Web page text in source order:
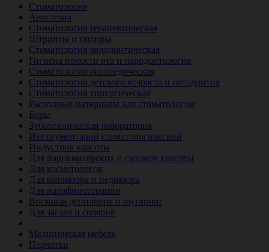
Стоматология
Анестезия
Стоматология терапевтическая
Штрипсы и полиры
Стоматология эндодонтическая
Гигиена полости рта и пародонтология
Стоматология ортопедическая
Стоматология детского возраста и ортодонтия
Стоматология хирургическая
Расходные материалы для стоматологии
Боры
Зуботехническая лаборатория
Инструментарий стоматологический
Индустрия красоты
Для парикмахерских и салонов красоты
Для косметологов
Для маникюра и педикюра
Для парафинотерапии
Восковая депиляция и шугаринг
Для загара и солярия
Медицинская мебель
Перчатки